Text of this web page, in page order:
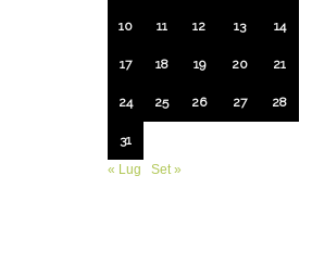
10 11 12 13 14
17 18 19 20 21
24 25 26 27 28
31
« Lug
Set »